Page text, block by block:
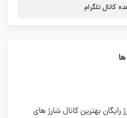
کانال تلگرام
رایگان بهترین کانال شارژ های